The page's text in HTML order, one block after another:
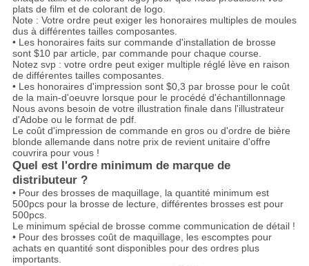
plats de film et de colorant de logo.
Note : Votre ordre peut exiger les honoraires multiples de moules
dus à différentes tailles composantes.
• Les honoraires faits sur commande d'installation de brosse
sont $10 par article, par commande pour chaque course.
Notez svp : votre ordre peut exiger multiple réglé lève en raison
de différentes tailles composantes.
• Les honoraires d'impression sont $0,3 par brosse pour le coût
de la main-d'oeuvre lorsque pour le procédé d'échantillonnage
Nous avons besoin de votre illustration finale dans l'illustrateur
d'Adobe ou le format de pdf.
Le coût d'impression de commande en gros ou d'ordre de bière
blonde allemande dans notre prix de revient unitaire d'offre
couvrira pour vous !
Quel est l'ordre minimum de marque de
distributeur ?
• Pour des brosses de maquillage, la quantité minimum est
500pcs pour la brosse de lecture, différentes brosses est pour
500pcs.
Le minimum spécial de brosse comme communication de détail !
• Pour des brosses coût de maquillage, les escomptes pour
achats en quantité sont disponibles pour des ordres plus
importants.